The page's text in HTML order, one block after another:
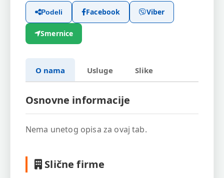
Podeli Facebook Viber
Smernice
O nama Usluge Slike
Osnovne informacije
Nema unetog opisa za ovaj tab.
Slične firme